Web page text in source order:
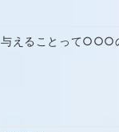
与えることって○○○